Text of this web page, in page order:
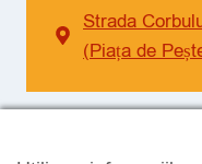
Strada
(Piața de